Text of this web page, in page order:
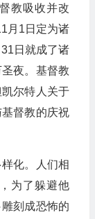
教吸收并改
月1日定为诸
日就成了诸
夜。基督教
尔特人关于
督教的庆祝
化。人们相
为了躲避他
刻成恐怖的